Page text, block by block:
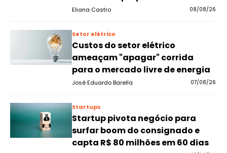
Eliana Castro 08/08/26
Setor elétrico
Custos do setor elétrico
ameaçam "apagar" corrida
para o mercado livre de energia
José Eduardo Barella 07/08/26
Startups
Startup pivota negócio para
surfar boom do consignado e
capta R$ 80 milhões em 60 dias